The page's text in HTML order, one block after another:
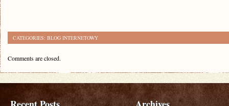
CATEGORIES: BLOG INTERNETOWY
Comments are closed.